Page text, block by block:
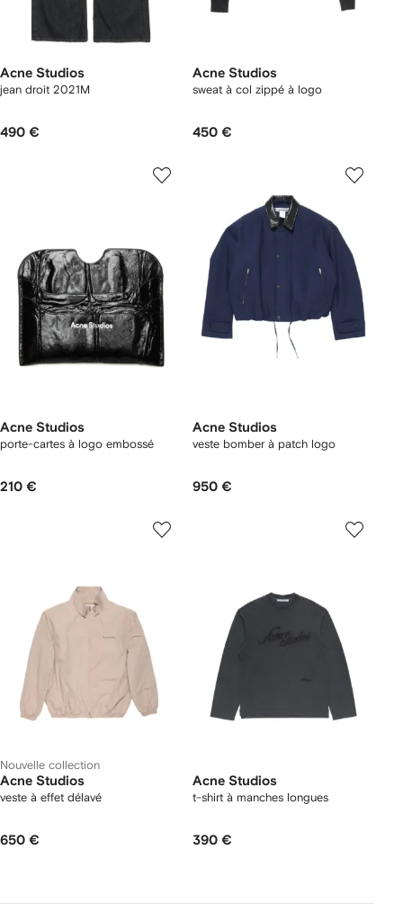
Acne Studios
jean droit 2021M
490 €
Acne Studios
sweat à col zippé à logo
450 €
Acne Studios
porte-cartes à logo embossé
210 €
Acne Studios
veste bomber à patch logo
950 €
Nouvelle collection
Acne Studios
veste à effet délavé
650 €
Acne Studios
t-shirt à manches longues
390 €